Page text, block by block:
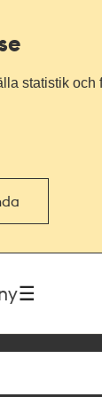
statistik och